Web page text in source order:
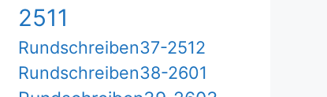
2511
Rundschreiben37-2512
Rundschreiben38-2601